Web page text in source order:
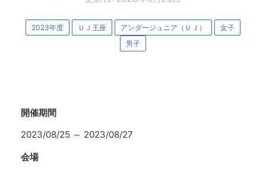
2023年度 ＵＪ王座 アンダージュニア（ＵＪ）
女子
男子
開催期間
2023/08/25 ～ 2023/08/27
会場